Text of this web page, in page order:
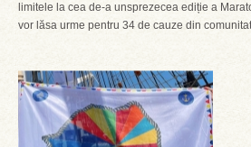
limitele la cea de-a unsprezecea ediție a
vor lăsa urme pentru 34 de cauze din